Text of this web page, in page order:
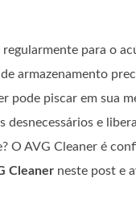
para o
armazenamento
pode piscar em sua
e
O AVG Cleaner é
Cleaner neste post e